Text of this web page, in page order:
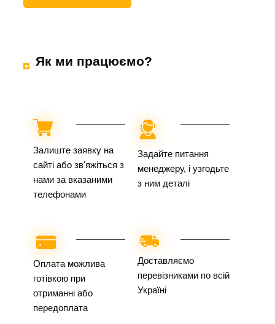
Як ми працюємо?
Залиште заявку на
сайті або зв'яжіться з
нами за вказаними
телефонами
Задайте питання
менеджеру, і узгодьте
з ним деталі
Оплата можлива
готівкою при
отриманні або
передоплата
Доставляємо
перевізниками по всій
Україні